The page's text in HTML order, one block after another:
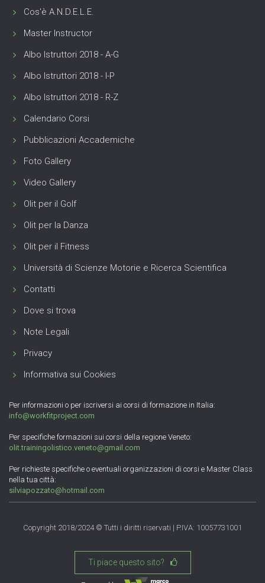
Cos'è A.N.D.E.L.E.
Master Instructor
Albo Istruttori 2018 - A-G
Albo Istruttori 2018 - I-P
Albo Istruttori 2018 - R-Z
Calendario Corsi
Pubblicazioni Accademiche
Foto Gallery
Video Gallery
Olit per il Golf
Olit per la Danza
Olit per il Fitness
Università di Scienze Motorie e Ricerca Scientifica
Contatti
Dove si trova
Note Legali
Privacy
Informativa sui Cookies
Per informazioni o per iscriversi ai corsi di formazione in Italia:
info@workfitproject.com
Per specifiche formazioni sui corsi della regione Veneto:
olit.trainingolistico.veneto@gmail.com
Per richieste specifiche o eventuali organizzazioni di corsi e Master Class
nella tua città:
silviapozzato@hotmail.com
Copyright 2018/2024 © Tutti i diritti riservati | P.IVA: 10057731001
Ti piace questo sito?